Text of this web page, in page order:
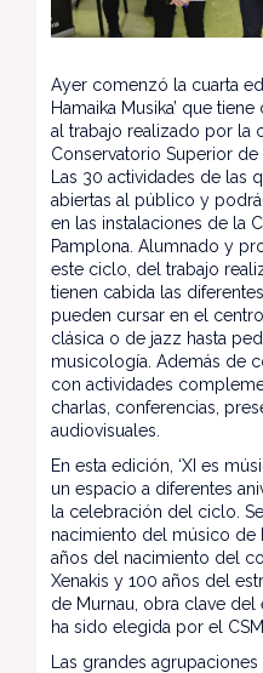
Ayer comenzó la cuarta
Hamaika Musika’ que
al trabajo realizado por la
Conservatorio Superior de
Las 30 actividades de las
abiertas al público y
en las instalaciones de la
Pamplona. Alumnado y
este ciclo, del trabajo
tienen cabida las
pueden cursar en el
clásica o de jazz hasta
musicología. Además de
con actividades
charlas, conferencias,
audiovisuales.
En esta edición, ‘XI es
un espacio a diferentes
la celebración del ciclo.
nacimiento del músico de
años del nacimiento del
Xenakis y 100 años del
de Murnau, obra clave
ha sido elegida por el
Las grandes